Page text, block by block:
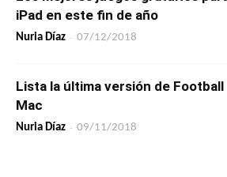
iPad en este fin de año
Nuria Díaz - 07/12/2018
Lista la última versión de
Mac
Nuria Díaz - 09/11/2018